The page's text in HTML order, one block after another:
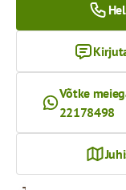
Võtke
22178498